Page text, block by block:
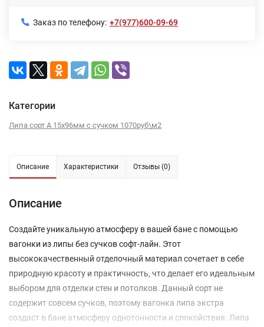
Заказ по телефону: +7(977)600-09-69
Категории
Липа сорт А 15х96мм с сучком 1070руб\м2
Описание Характеристики Отзывы (0)
Описание
Создайте уникальную атмосферу в вашей бане с помощью
вагонки из липы без сучков софт-лайн. Этот
высококачественный отделочный материал сочетает в себе
природную красоту и практичность, что делает его идеальным
выбором для отделки стен и потолков. Данный сорт не
содержит совсем сучков, поэтому вагонка липа экстра
создаст в бане атмосферу однотонности и спокойствия. Липа